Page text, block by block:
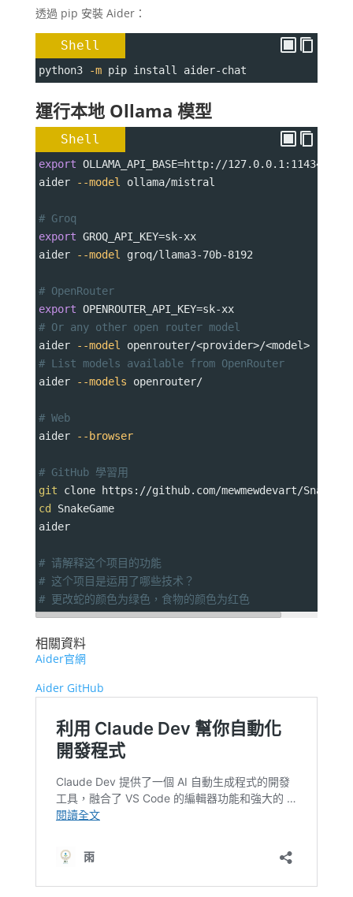
透過 pip 安裝 Aider：
Shell
python3 -m pip install aider-chat
運行本地 Ollama 模型
Shell
export OLLAMA_API_BASE=http://127.0.0.1:11434
aider
--model ollama/mistral
# Groq
export GROQ_API_KEY=sk-xx
aider
--model groq/llama3-70b-8192
# OpenRouter
export OPENROUTER_API_KEY=sk-xx
# Or any other open router model
aider
--model
openrouter/<provider>/<model>
# List models available from OpenRouter
aider
--models openrouter/
# Web
aider
--browser
# GitHub 學習用
git clone https://github.com/mewmewdevart/
cd
SnakeGame
aider
# 请解释这个项目的功能
# 这个项目是运用了哪些技术？
# 更改蛇的颜色为绿色，食物的颜色为红色
相關資料
Aider官網
Aider GitHub